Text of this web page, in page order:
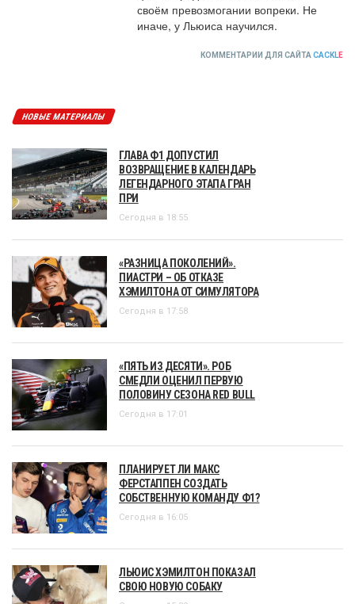
своём превозмогании вопреки. Не
иначе, у Льюиса научился.
КОММЕНТАРИИ ДЛЯ САЙТА CACKLE
НОВЫЕ МАТЕРИАЛЫ
ГЛАВА Ф1 ДОПУСТИЛ
ВОЗВРАЩЕНИЕ В КАЛЕНДАРЬ
ЛЕГЕНДАРНОГО ЭТАПА ГРАН
ПРИ
Сегодня в 18:55
«РАЗНИЦА ПОКОЛЕНИЙ».
ПИАСТРИ – ОБ ОТКАЗЕ
ХЭМИЛТОНА ОТ СИМУЛЯТОРА
Сегодня в 17:58
«ПЯТЬ ИЗ ДЕСЯТИ». РОБ
СМЕДЛИ ОЦЕНИЛ ПЕРВУЮ
ПОЛОВИНУ СЕЗОНА RED BULL
Сегодня в 17:01
ПЛАНИРУЕТ ЛИ МАКС
ФЕРСТАППЕН СОЗДАТЬ
СОБСТВЕННУЮ КОМАНДУ Ф1?
Сегодня в 16:05
ЛЬЮИС ХЭМИЛТОН ПОКАЗАЛ
СВОЮ НОВУЮ СОБАКУ